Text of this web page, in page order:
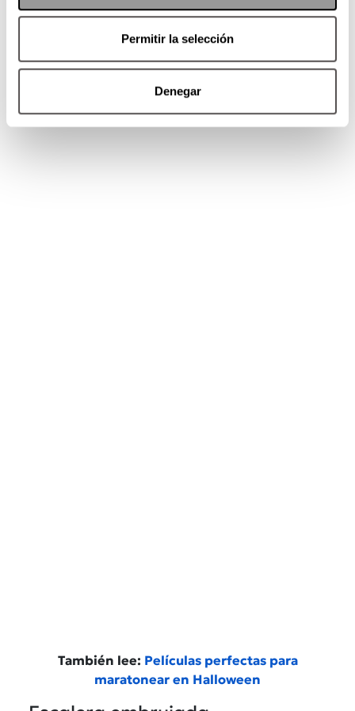
Permitir la selección
Denegar
También lee: Películas perfectas para
maratonear en Halloween